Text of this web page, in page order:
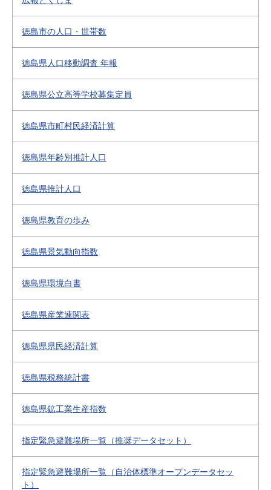
徳島市の人口・世帯数
徳島県人口移動調査 年報
徳島県公立高等学校募集定員
徳島県市町村民経済計算
徳島県年齢別推計人口
徳島県推計人口
徳島県教育の歩み
徳島県景気動向指数
徳島県環境白書
徳島県産業連関表
徳島県県民経済計算
徳島県税務統計書
徳島県鉱工業生産指数
指定緊急避難場所一覧（推奨データセット）
指定緊急避難場所一覧（自治体標準オープンデータセッ
ト）